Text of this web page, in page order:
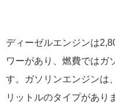
ディーゼルエンジンは
ワーがあり、燃費ではガ
す。ガソリンエンジンは
リットルのタイプがあり